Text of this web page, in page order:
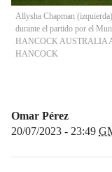
Allysha Chapman
durante el partido por el
HANCOCK AUSTRALIA
HANCOCK
Omar Pérez
20/07/2023 - 23:49